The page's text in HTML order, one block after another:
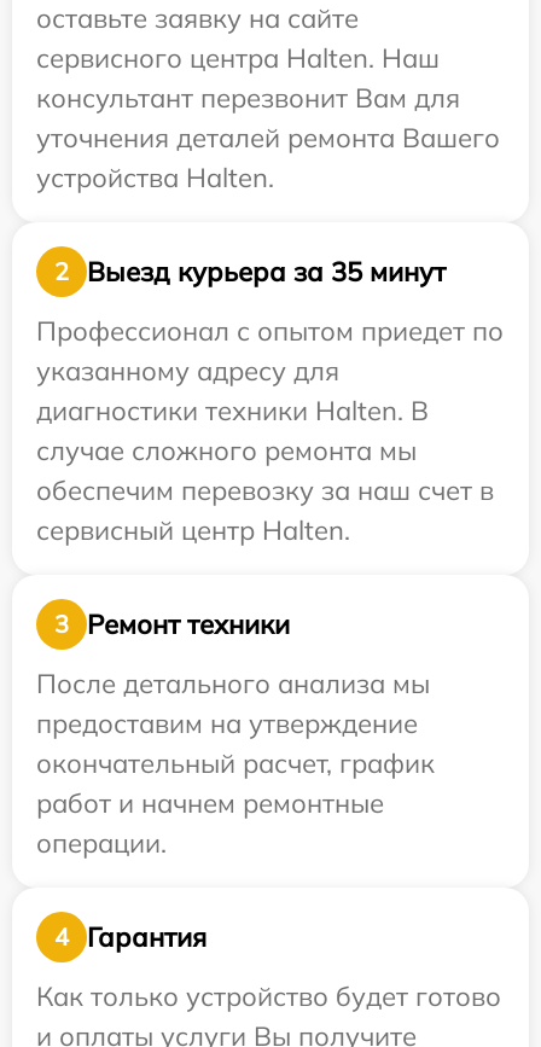
оставьте заявку на сайте
сервисного центра Halten. Наш
консультант перезвонит Вам для
уточнения деталей ремонта Вашего
устройства Halten.
2
Выезд курьера за 35 минут
Профессионал с опытом приедет по
указанному адресу для
диагностики техники Halten. В
случае сложного ремонта мы
обеспечим перевозку за наш счет в
сервисный центр Halten.
3
Ремонт техники
После детального анализа мы
предоставим на утверждение
окончательный расчет, график
работ и начнем ремонтные
операции.
4
Гарантия
Как только устройство будет готово
и оплаты услуги Вы получите